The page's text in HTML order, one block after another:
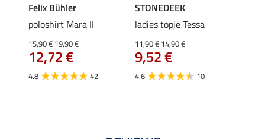
Felix Bühler
poloshirt Mara II
15,90 €19,90 €
12,72 €
4.8 42
STONEDEEK
ladies topje Tessa
11,90 €14,90 €
9,52 €
4.6 10